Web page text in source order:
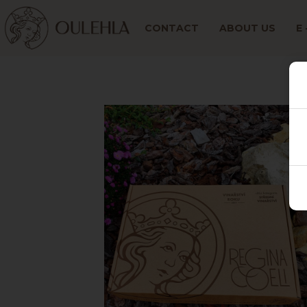
CONTACT ABOUT US E